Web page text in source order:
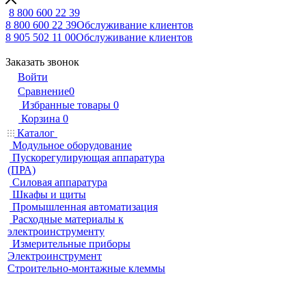
8 800 600 22 39
8 800 600 22 39Обслуживание клиентов
8 905 502 11 00Обслуживание клиентов
Заказать звонок
Войти
Сравнение0
Избранные товары 0
Корзина 0
Каталог
Модульное оборудование
Пускорегулирующая аппаратура
(ПРА)
Силовая аппаратура
Шкафы и щиты
Промышленная автоматизация
Расходные материалы к
электроинструменту
Измерительные приборы
Электроинструмент
Строительно-монтажные клеммы